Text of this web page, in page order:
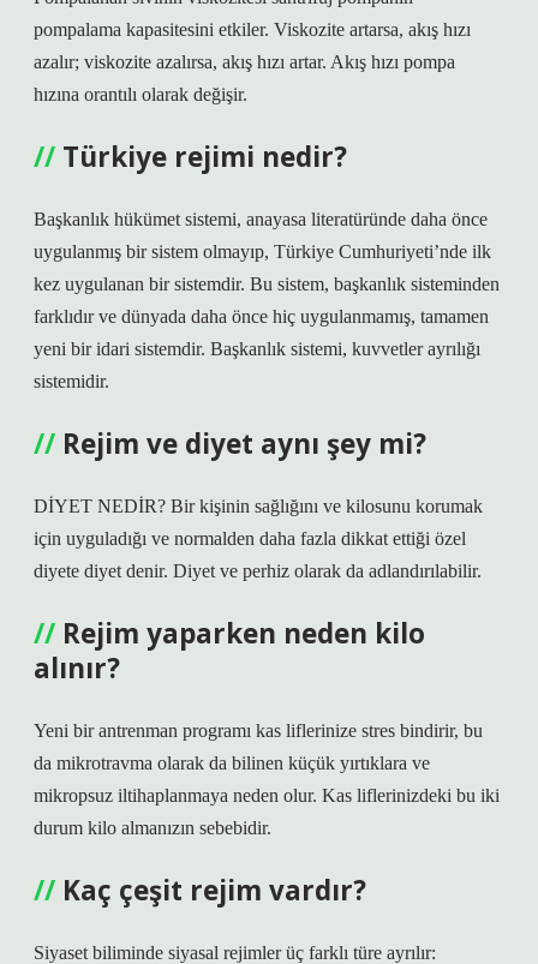
pompalama kapasitesini etkiler. Viskozite artarsa, akış hızı
azalır; viskozite azalırsa, akış hızı artar. Akış hızı pompa
hızına orantılı olarak değişir.
Türkiye rejimi nedir?
Başkanlık hükümet sistemi, anayasa literatüründe daha önce
uygulanmış bir sistem olmayıp, Türkiye Cumhuriyeti’nde ilk
kez uygulanan bir sistemdir. Bu sistem, başkanlık sisteminden
farklıdır ve dünyada daha önce hiç uygulanmamış, tamamen
yeni bir idari sistemdir. Başkanlık sistemi, kuvvetler ayrılığı
sistemidir.
Rejim ve diyet aynı şey mi?
DİYET NEDİR? Bir kişinin sağlığını ve kilosunu korumak
için uyguladığı ve normalden daha fazla dikkat ettiği özel
diyete diyet denir. Diyet ve perhiz olarak da adlandırılabilir.
Rejim yaparken neden kilo
alınır?
Yeni bir antrenman programı kas liflerinize stres bindirir, bu
da mikrotravma olarak da bilinen küçük yırtıklara ve
mikropsuz iltihaplanmaya neden olur. Kas liflerinizdeki bu iki
durum kilo almanızın sebebidir.
Kaç çeşit rejim vardır?
Siyaset biliminde siyasal rejimler üç farklı türe ayrılır: